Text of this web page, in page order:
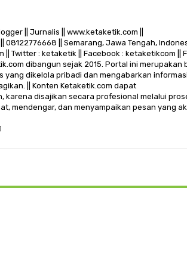
|| Jurnalis || www.ketaketik.com ||
08122776668 || Semarang, Jawa Tengah,
|| Twitter : ketaketik || Facebook : ketaketikcom ||
dibangun sejak 2015. Portal ini merupakan
yang dikelola pribadi dan mengabarkan
|| Konten Ketaketik.com dapat
karena disajikan secara profesional melalui
mendengar, dan menyampaikan pesan yang